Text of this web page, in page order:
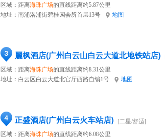
区域：距离海珠广场的直线距离约5.87公里
地址： 南浦洛浦街碧桂园会所首层13号 地图
3 麗枫酒店(广州白云山白云大道北地铁站店)
区域：距离海珠广场的直线距离约8.31公里
地址： 白云区白云大道北官厅西路自编1号 地图
4 正盛酒店(广州白云火车站店)
[二星/舒适]
区域：距离海珠广场的直线距离约6.08公里